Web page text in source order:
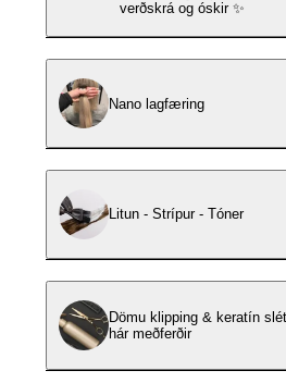
verðskrá og óskir ✨
Nano lagfæring
Litun - Strípur - Tóner
Dömu klipping & keratín sléttunnar meðferð &
hár meðferðir